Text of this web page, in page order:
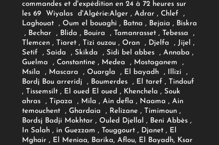
commandes et d'expédition en 24 à 72 heures sur
les 69 Wiyalas d'Algérie:Alger , Adrar, Chlef ,
Laghouat , Oum el bouaghi , Batna , Bejaia , Biskra
, Bechar , Blida , Bouira , Tamanrasset , Tebessa ,
Tlemcen , Tiaret , Tizi ouzou , Oran , Djelfa , Jijel ,
Setif , Saida , Skikda , Sidi bel abbes , Annaba ,
Guelma , Constantine , Medea , Mostaganem ,
Msila , Mascara , Ouargla , El bayadh , Illizi ,
Bordj Bou arreridj , Boumerdes , El taref , Tindouf
, Tissemsilt , El oued El oued , Khenchela , Souk
ahras , Tipaza , Mila , Ain defla , Naama , Ain
temouchent , Ghardaia , Relizane , Timimoun ,
Bordsj Badji Mokhtar , Ouled Djellal , Beni Abbès ,
In Salah , in Guezzam , Touggourt , Djanet , El
Mghair , El Meniaa, Barika, Aflou, El Bayadh, Ksar